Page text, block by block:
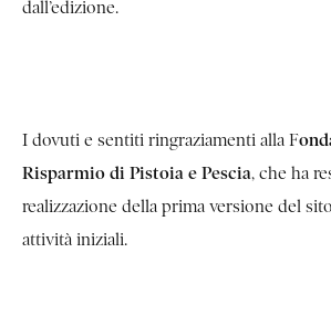
dall’edizione.
I dovuti e sentiti ringraziamenti alla F
Risparmio di Pistoia e Pescia, che ha
realizzazione della prima versione del
attività iniziali.